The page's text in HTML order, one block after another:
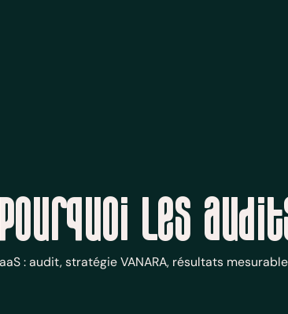
les
: audit, stratégie VANARA, résultats